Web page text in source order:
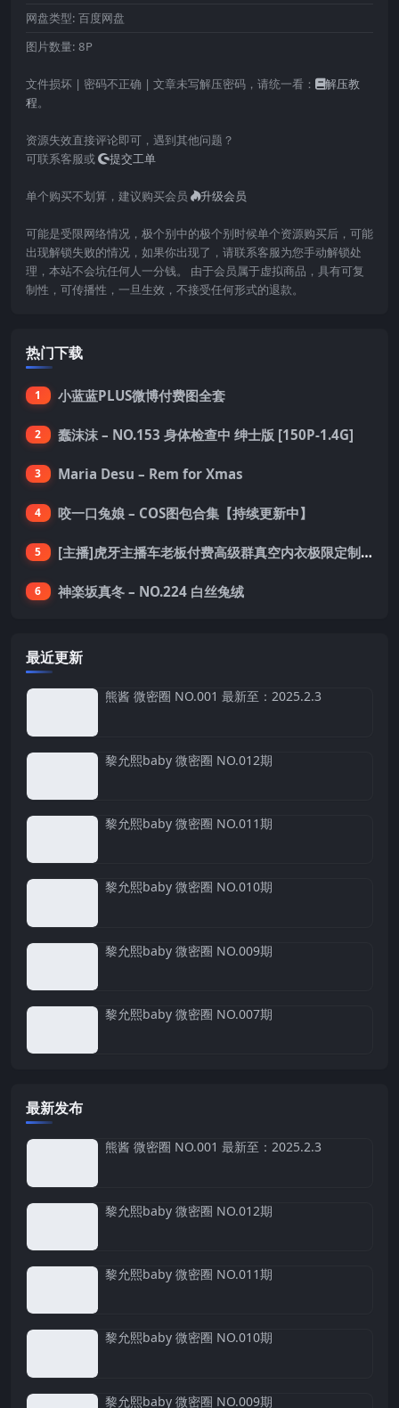
网盘类型: 百度网盘
图片数量: 8P
文件损坏 | 密码不正确 | 文章未写解压密码，请统一看：
解压教
程。
资源失效直接评论即可，遇到其他问题？
可联系客服或
提交工单
单个购买不划算，建议购买会员 升级会员
可能是受限网络情况，极个别中的极个别时候单个资源购买后，可能
出现解锁失败的情况，如果你出现了，请联系客服为您手动解锁处
理，本站不会坑任何人一分钱。 由于会员属于虚拟商品，具有可复
制性，可传播性，一旦生效，不接受任何形式的退款。
热门下载
1 小蓝蓝PLUS微博付费图全套
2 蠢沫沫 – NO.153 身体检查中 绅士版 [150P-1.4G]
3 Maria Desu – Rem for Xmas
4 咬一口兔娘 – COS图包合集【持续更新中】
5 [主播]虎牙主播车老板付费高级群真空内衣极限定制8分19
6 神楽坂真冬 – NO.224 白丝兔绒
最近更新
熊酱 微密圈 NO.001 最新至：2025.2.3
黎允熙baby 微密圈 NO.012期
黎允熙baby 微密圈 NO.011期
黎允熙baby 微密圈 NO.010期
黎允熙baby 微密圈 NO.009期
黎允熙baby 微密圈 NO.007期
最新发布
熊酱 微密圈 NO.001 最新至：2025.2.3
黎允熙baby 微密圈 NO.012期
黎允熙baby 微密圈 NO.011期
黎允熙baby 微密圈 NO.010期
黎允熙baby 微密圈 NO.009期